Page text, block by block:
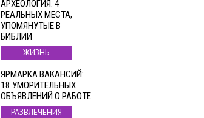
АРХЕОЛОГИЯ: 4
РЕАЛЬНЫХ МЕСТА,
УПОМЯНУТЫЕ В
БИБЛИИ
ЖИЗНЬ
ЯРМАРКА ВАКАНСИЙ:
18 УМОРИТЕЛЬНЫХ
ОБЪЯВЛЕНИЙ О РАБОТЕ
РАЗВЛЕЧЕНИЯ